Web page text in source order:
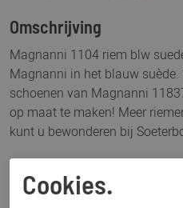
Omschrijving
Magnanni 1104 riem blw
Magnanni in het blauw
schoenen van Magnanni
op maat te maken! Meer
kunt u bewonderen bij
Specificaties
Cookies.